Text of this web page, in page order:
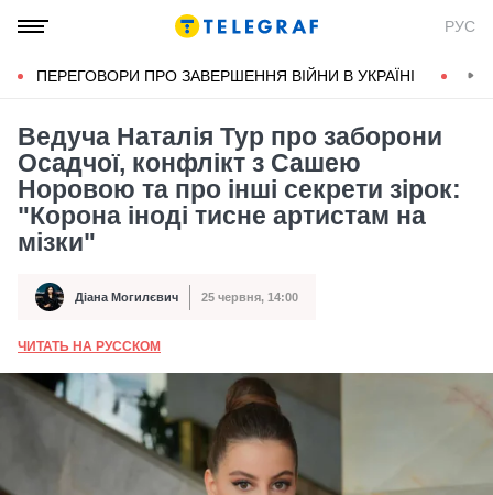
РУС
ПЕРЕГОВОРИ ПРО ЗАВЕРШЕННЯ ВІЙНИ В УКРАЇНІ
Ведуча Наталія Тур про заборони
Осадчої, конфлікт з Сашею
Норовою та про інші секрети зірок:
"Корона іноді тисне артистам на
мізки"
Автор Діана Могилєвич
Дата публікації 25 червня, 14:00
ЧИТАТЬ НА РУССКОМ